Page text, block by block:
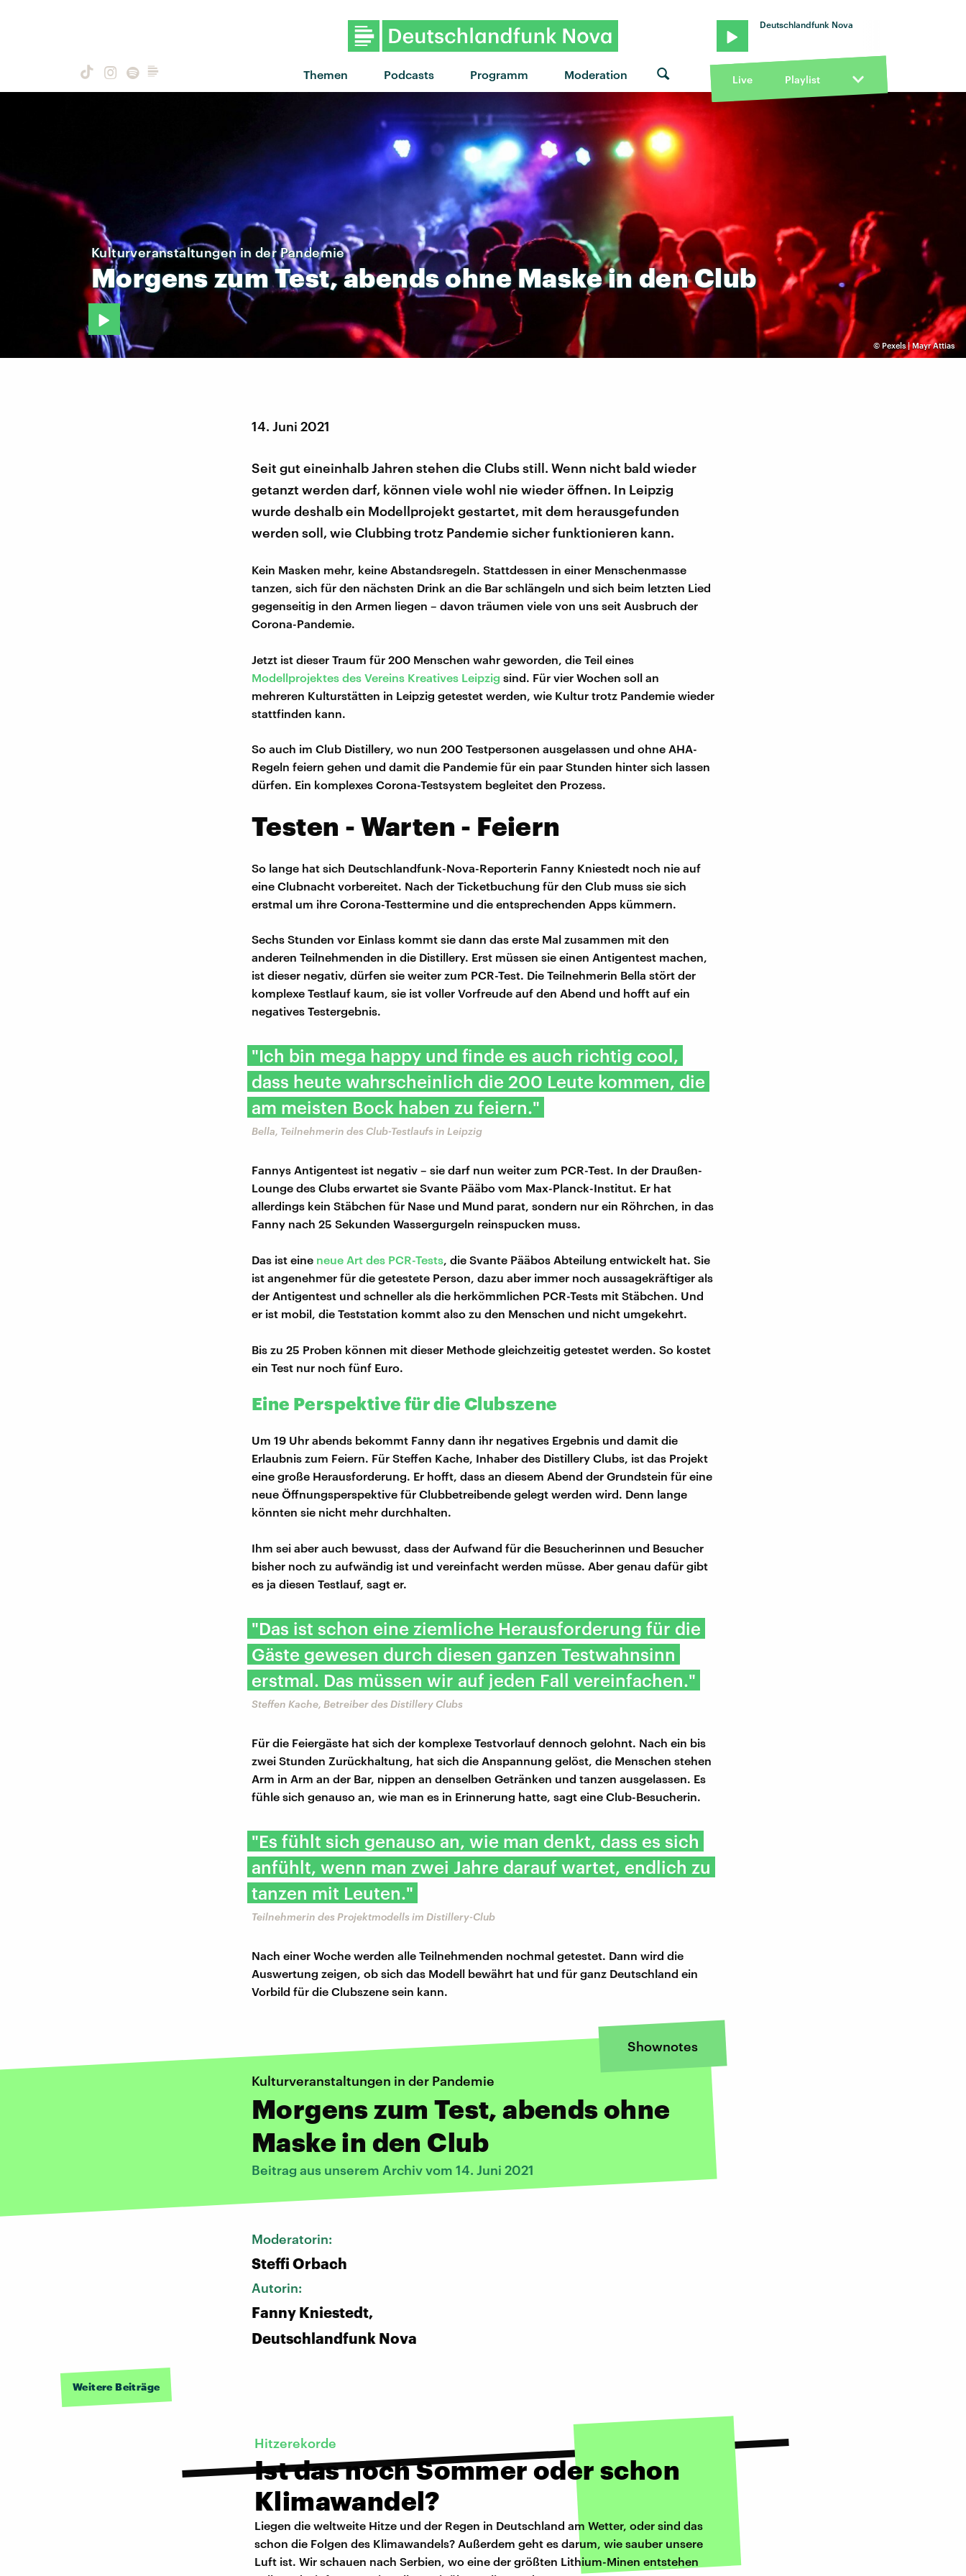
Themen Podcasts Programm Moderation
Deutschlandfunk Nova
Live Playlist
© Pexels | Mayr Attias
Kulturveranstaltungen in der Pandemie
Morgens zum Test,abends ohne MaskeindenClub
14. Juni 2021
Seit gut eineinhalb Jahren stehen die Clubs still. Wenn nicht bald wieder
getanzt werden darf, können viele wohl nie wieder öffnen. In Leipzig
wurde deshalb ein Modellprojekt gestartet, mit dem herausgefunden
werden soll, wie Clubbing trotz Pandemie sicher funktionieren kann.
Kein Masken mehr, keine Abstandsregeln. Stattdessen in einer Menschenmasse
tanzen, sich für den nächsten Drink an die Bar schlängeln und sich beim letzten Lied
gegenseitig in den Armen liegen – davon träumen viele von uns seit Ausbruch der
Corona-Pandemie.
Jetzt ist dieser Traum für 200 Menschen wahr geworden, die Teil eines
Modellprojektes des Vereins Kreatives Leipzig sind. Für vier Wochen soll an
mehreren Kulturstätten in Leipzig getestet werden, wie Kultur trotz Pandemie wieder
stattfinden kann.
So auch im Club Distillery, wo nun 200 Testpersonen ausgelassen und ohne AHA-
Regeln feiern gehen und damit die Pandemie für ein paar Stunden hinter sich lassen
dürfen. Ein komplexes Corona-Testsystem begleitet den Prozess.
Testen - Warten - Feiern
So lange hat sich Deutschlandfunk-Nova-Reporterin Fanny Kniestedt noch nie auf
eine Clubnacht vorbereitet. Nach der Ticketbuchung für den Club muss sie sich
erstmal um ihre Corona-Testtermine und die entsprechenden Apps kümmern.
Sechs Stunden vor Einlass kommt sie dann das erste Mal zusammen mit den
anderen Teilnehmenden in die Distillery. Erst müssen sie einen Antigentest machen,
ist dieser negativ, dürfen sie weiter zum PCR-Test. Die Teilnehmerin Bella stört der
komplexe Testlauf kaum, sie ist voller Vorfreude auf den Abend und hofft auf ein
negatives Testergebnis.
"Ich bin mega happy und finde es auch richtig cool,
dass heute wahrscheinlich die 200 Leute kommen, die
am meisten Bock haben zu feiern."
Bella, Teilnehmerin des Club-Testlaufs in Leipzig
Fannys Antigentest ist negativ – sie darf nun weiter zum PCR-Test. In der Draußen-
Lounge des Clubs erwartet sie Svante Pääbo vom Max-Planck-Institut. Er hat
allerdings kein Stäbchen für Nase und Mund parat, sondern nur ein Röhrchen, in das
Fanny nach 25 Sekunden Wassergurgeln reinspucken muss.
Das ist eine neue Art des PCR-Tests, die Svante Pääbos Abteilung entwickelt hat. Sie
ist angenehmer für die getestete Person, dazu aber immer noch aussagekräftiger als
der Antigentest und schneller als die herkömmlichen PCR-Tests mit Stäbchen. Und
er ist mobil, die Teststation kommt also zu den Menschen und nicht umgekehrt.
Bis zu 25 Proben können mit dieser Methode gleichzeitig getestet werden. So kostet
ein Test nur noch fünf Euro.
Eine Perspektive für die Clubszene
Um 19 Uhr abends bekommt Fanny dann ihr negatives Ergebnis und damit die
Erlaubnis zum Feiern. Für Steffen Kache, Inhaber des Distillery Clubs, ist das Projekt
eine große Herausforderung. Er hofft, dass an diesem Abend der Grundstein für eine
neue Öffnungsperspektive für Clubbetreibende gelegt werden wird. Denn lange
könnten sie nicht mehr durchhalten.
Ihm sei aber auch bewusst, dass der Aufwand für die Besucherinnen und Besucher
bisher noch zu aufwändig ist und vereinfacht werden müsse. Aber genau dafür gibt
es ja diesen Testlauf, sagt er.
"Das ist schon eine ziemliche Herausforderung für die
Gäste gewesen durch diesen ganzen Testwahnsinn
erstmal. Das müssen wir auf jeden Fall vereinfachen."
Steffen Kache, Betreiber des Distillery Clubs
Für die Feiergäste hat sich der komplexe Testvorlauf dennoch gelohnt. Nach ein bis
zwei Stunden Zurückhaltung, hat sich die Anspannung gelöst, die Menschen stehen
Arm in Arm an der Bar, nippen an denselben Getränken und tanzen ausgelassen. Es
fühle sich genauso an, wie man es in Erinnerung hatte, sagt eine Club-Besucherin.
"Es fühlt sich genauso an, wie man denkt, dass es sich
anfühlt, wenn man zwei Jahre darauf wartet, endlich zu
tanzen mit Leuten."
Teilnehmerin des Projektmodells im Distillery-Club
Nach einer Woche werden alle Teilnehmenden nochmal getestet. Dann wird die
Auswertung zeigen, ob sich das Modell bewährt hat und für ganz Deutschland ein
Vorbild für die Clubszene sein kann.
Shownotes
Kulturveranstaltungen in der Pandemie
Morgens zum Test, abends ohne
Maske in den Club
Beitrag aus unserem Archiv vom 14. Juni 2021
Moderatorin:
Steffi Orbach
Autorin:
Fanny Kniestedt,
Deutschlandfunk Nova
Weitere Beiträge
Hitzerekorde
Ist das noch Sommer oder schon
Klimawandel?
Liegen die weltweite Hitze und der Regen in Deutschland am Wetter, oder sind das
schon die Folgen des Klimawandels? Außerdem geht es darum, wie sauber unsere
Luft ist. Wir schauen nach Serbien, wo eine der größten Lithium-Minen entstehen